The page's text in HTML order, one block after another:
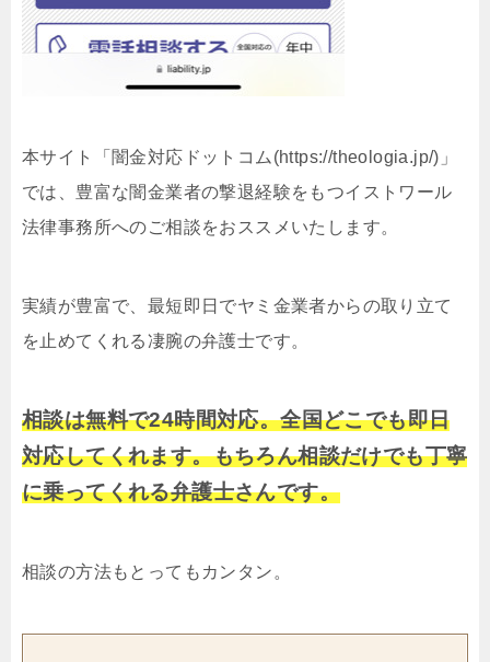
本サイト「闇金対応ドットコム(https://theologia.jp/)」
では、豊富な闇金業者の撃退経験をもつイストワール
法律事務所へのご相談をおススメいたします。
実績が豊富で、最短即日でヤミ金業者からの取り立て
を止めてくれる凄腕の弁護士です。
相談は無料で24時間対応。全国どこでも即日
対応してくれます。もちろん相談だけでも丁寧
に乗ってくれる弁護士さんです。
相談の方法もとってもカンタン。